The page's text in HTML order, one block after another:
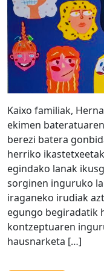
Kaixo familiak,
ekimen
berezi batera
herriko
egindako lanak
sorginen inguruko
iraganeko irudiak
egungo begiradatik
kontzeptuaren
hausnarketa […]